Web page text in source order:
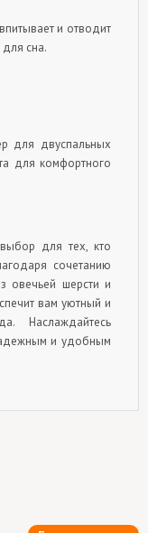
и отводит
сна.
для двуспальных
для комфортного
для тех, кто
сочетанию
овечьей шерсти и
вам уютный и
Наслаждайтесь
и удобным